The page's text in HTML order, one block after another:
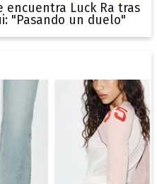
encuentra Luck Ra tras
"Pasando un duelo"